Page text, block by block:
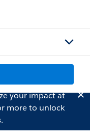
your impact at
more to unlock